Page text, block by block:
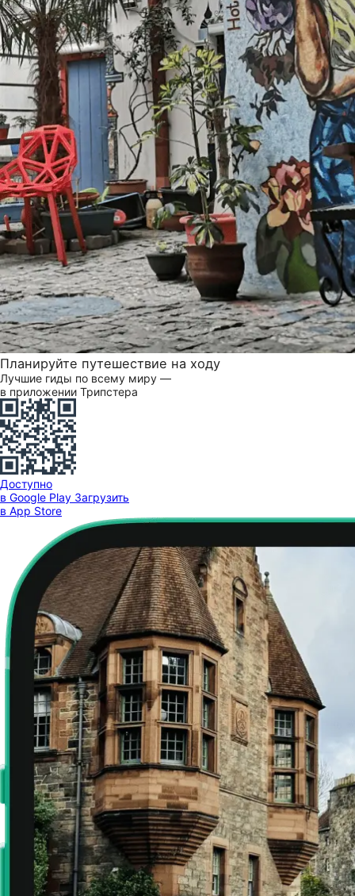
Планируйте путешествие на ходу
Лучшие гиды по всему миру —
в приложении Трипстера
Доступно
в Google Play Загрузить
в App Store